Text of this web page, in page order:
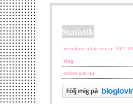
Statistik
besökare totalt sedan 20/7-10
idag.
online just nu.